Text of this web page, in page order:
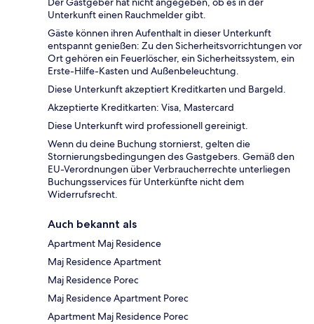
Unterkunft einen Rauchmelder gibt.
Gäste können ihren Aufenthalt in dieser Unterkunft
entspannt genießen: Zu den Sicherheitsvorrichtungen vor
Ort gehören ein Feuerlöscher, ein Sicherheitssystem, ein
Erste-Hilfe-Kasten und Außenbeleuchtung.
Diese Unterkunft akzeptiert Kreditkarten und Bargeld.
Akzeptierte Kreditkarten: Visa, Mastercard
Diese Unterkunft wird professionell gereinigt.
Wenn du deine Buchung stornierst, gelten die
Stornierungsbedingungen des Gastgebers. Gemäß den
EU-Verordnungen über Verbraucherrechte unterliegen
Buchungsservices für Unterkünfte nicht dem
Widerrufsrecht.
Auch bekannt als
Apartment Maj Residence
Maj Residence Apartment
Maj Residence Porec
Maj Residence Apartment Porec
Apartment Maj Residence Porec